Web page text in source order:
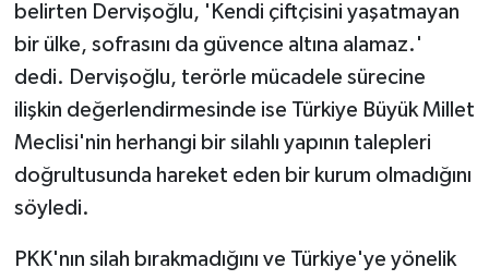
belirten Dervişoğlu, 'Kendi çiftçisini yaşatmayan
bir ülke, sofrasını da güvence altına alamaz.'
dedi. Dervişoğlu, terörle mücadele sürecine
ilişkin değerlendirmesinde ise Türkiye Büyük Millet
Meclisi'nin herhangi bir silahlı yapının talepleri
doğrultusunda hareket eden bir kurum olmadığını
söyledi.
PKK'nın silah bırakmadığını ve Türkiye'ye yönelik